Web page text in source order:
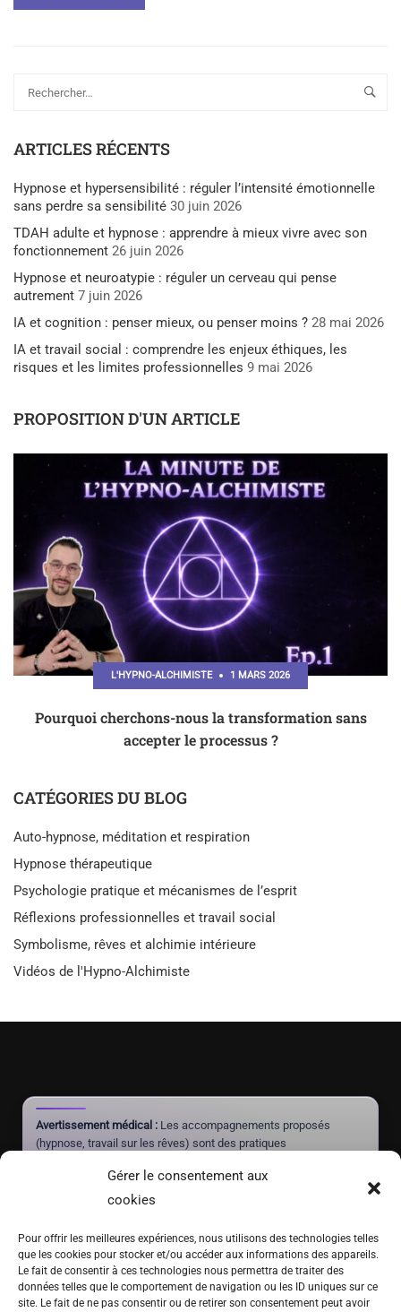
Gérer le consentement aux
cookies
Pour offrir les meilleures expériences, nous utilisons des technologies telles
que les cookies pour stocker et/ou accéder aux informations des appareils.
Le fait de consentir à ces technologies nous permettra de traiter des
données telles que le comportement de navigation ou les ID uniques sur ce
site. Le fait de ne pas consentir ou de retirer son consentement peut avoir
ARTICLES RÉCENTS
Hypnose et hypersensibilité : réguler l’intensité émotionnelle
sans perdre sa sensibilité 30 juin 2026
TDAH adulte et hypnose : apprendre à mieux vivre avec son
fonctionnement 26 juin 2026
Hypnose et neuroatypie : réguler un cerveau qui pense
autrement 7 juin 2026
IA et cognition : penser mieux, ou penser moins ? 28 mai 2026
IA et travail social : comprendre les enjeux éthiques, les
risques et les limites professionnelles 9 mai 2026
PROPOSITION D'UN ARTICLE
L'HYPNO-ALCHIMISTE 1 MARS 2026
Pourquoi cherchons-nous la transformation sans
accepter le processus ?
CATÉGORIES DU BLOG
Auto-hypnose, méditation et respiration
Hypnose thérapeutique
Psychologie pratique et mécanismes de l’esprit
Réflexions professionnelles et travail social
Symbolisme, rêves et alchimie intérieure
Vidéos de l'Hypno-Alchimiste
Avertissement médical : Les accompagnements proposés
(hypnose, travail sur les rêves) sont des pratiques
constituent pas un acte médical, ne posent aucun diagnostic et
ne doivent jamais se substituer à un traitement prescrit par un
(+41) 076 639 37 64